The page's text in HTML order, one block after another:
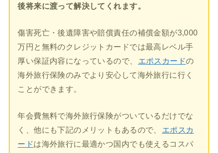
後将来に渡って解決してくれます。
傷害死亡・後遺障害や賠償責任の補償金額が3,000
万円と無料のクレジットカードでは最高レベル手
厚い保証内容になっているので、
エポスカードの
海外旅行保険のみでより安心して海外旅行に行く
ことができます。
年会費無料で海外旅行保険がついているだけでな
く、他にも下記のメリットもあるので、
エポスカ
ードは海外旅行に最適かつ国内でも使えるコスパ